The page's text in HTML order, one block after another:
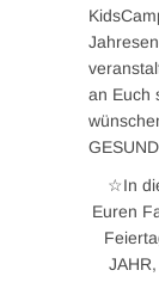
an Euch
☆In
Euren